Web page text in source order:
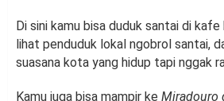
Di sini kamu bisa duduk santai di
lihat penduduk lokal ngobrol santai,
suasana kota yang hidup tapi nggak
Kamu juga bisa mampir ke Miradouro